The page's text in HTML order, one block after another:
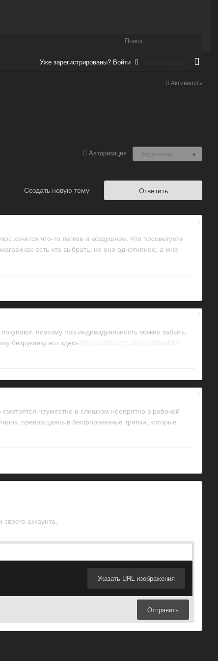
Уже зарегистрированы? Войти
Активность
Авторизация Подписчики 0
Ответить
Создать новую тему
хочется что-то легкое и воздушное. Что посоветуете
есть что выбрать, но оно однотипное, а мне
поэтому про индивидуальность можно забыть.
безрукавку вот здесь
неуместно и слишком неопрятно в рабочей
превращаясь в бесформенные тряпки, которые
аккаунта.
Указать URL изображения
Отправить